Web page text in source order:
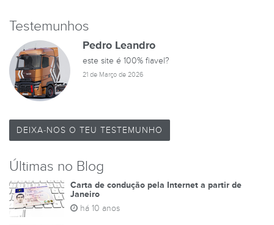
Testemunhos
Pedro Leandro
este site é 100% fiavel?
21 de Março de 2026
DEIXA-NOS O TEU TESTEMUNHO
Últimas no Blog
Carta de condução pela Internet a partir de
Janeiro
há 10 anos